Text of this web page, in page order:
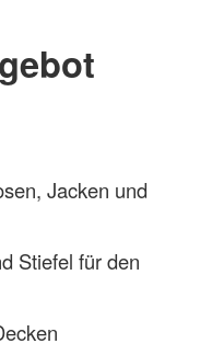
Jacken und
Stiefel für den